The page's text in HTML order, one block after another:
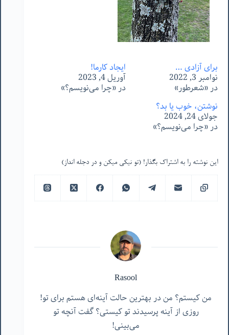
برای آزادی …
نوامبر 3, 2022
در «شعرطور»
ایجاد کارما!
آوریل 4, 2023
در «چرا می‌نویسم؟»
نوشتن، خوب یا بد؟
جولای 24, 2024
در «چرا می‌نویسم؟»
این نوشته را به اشتراک بگذار! (تو نیکی میکن و در دجله انداز)
Rasool
من کیستم؟ من در بهترین حالت آینه‌ای هستم برای تو!
روزی از آینه پرسیدند تو کیستی؟ گفت آنچه تو
می‌بینی!